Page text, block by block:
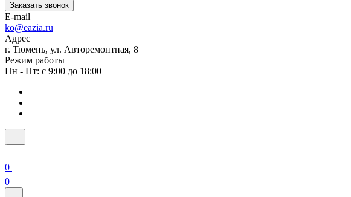
Заказать звонок
E-mail
ko@eazia.ru
Адрес
г. Тюмень, ул. Авторемонтная, 8
Режим работы
Пн - Пт: с 9:00 до 18:00
0
0